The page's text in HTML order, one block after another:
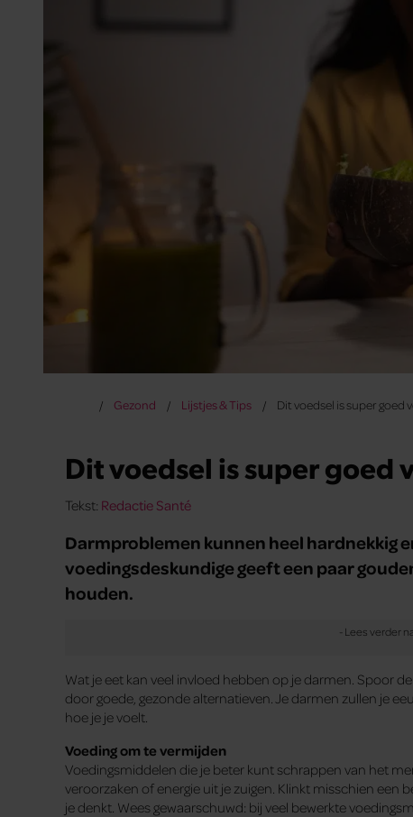
Gezond Lijstjes & Tips Dit voedsel is super goed
Dit voedsel is super goed
Tekst: Redactie Santé
Darmproblemen kunnen heel hardnekkig
voedingsdeskundige geeft een paar
houden.
Wat je eet kan veel invloed hebben op je darmen. Spoor
door goede, gezonde alternatieven. Je darmen zullen je
hoe je je voelt.
Voeding om te vermijden
Voedingsmiddelen die je beter kunt schrappen van het
veroorzaken of energie uit je zuigen. Klinkt misschien een
je denkt. Wees gewaarschuwd: bij veel bewerkte